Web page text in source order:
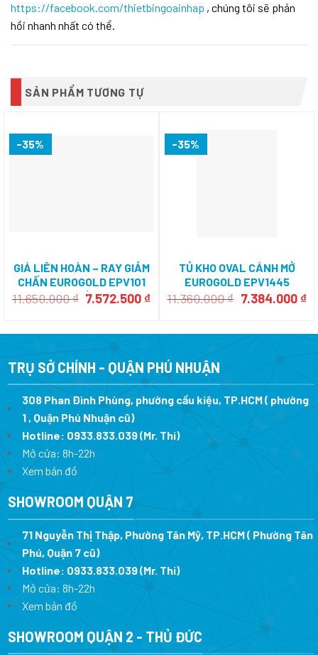
https://facebook.com/thietbingoainhap , chúng tôi sẽ phản
hồi nhanh nhất có thể.
SẢN PHẨM TƯƠNG TỰ
-35%
GIÁ LIÊN HOÀN – RAY GIẢM
CHẤN EUROGOLD EPV101
(TRÁI)
11.650.000₫ Giá
11.650.000 ₫.
7.572.500 ₫Giá
là:
-35%
TỦ KHO OVAL CÁNH MỞ
EUROGOLD EPV1445
11.360.000₫ Giá
11.360.000 ₫.
7.384.000 ₫
TRỤ SỞ CHÍNH - QUẬN PHÚ NHUẬN
308 Phan Đình Phùng, phường cầu kiệu, TP.HCM ( phường
1 , Quận Phú Nhuận cũ)
Hotline: 0933.833.039(Mr. Thi)
Mở cửa: 8h-22h
Xem bản đồ
SHOWROOM QUẬN 7
71 Nguyễn Thị Thập, Phường Tân Mỹ, TP.HCM ( Phường Tân
Phú, Quận 7 cũ)
Hotline: 0933.833.039(Mr. Thi)
Mở cửa: 8h-22h
Xem bản đồ
SHOWROOM QUẬN 2 - THỦ ĐỨC